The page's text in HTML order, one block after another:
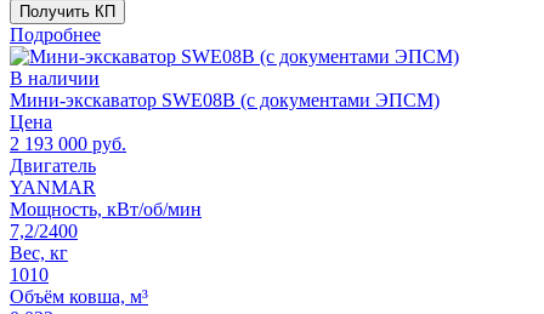
Получить КП
Подробнее
В наличии
Мини-экскаватор SWE08B (с документами ЭПСМ)
Цена
2 193 000 руб.
Двигатель
YANMAR
Мощность, кВт/об/мин
7,2/2400
Вес, кг
1010
Объём ковша, м³